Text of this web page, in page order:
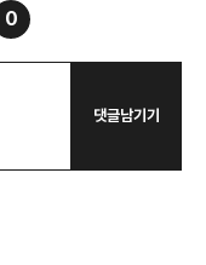
0
댓글남기기